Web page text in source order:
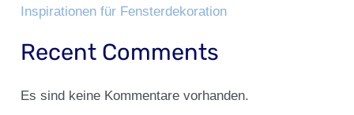
Inspirationen für Fensterdekoration
Recent Comments
Es sind keine Kommentare vorhanden.